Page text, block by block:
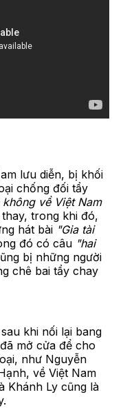
lưu diễn, bị khối
chống đối tẩy
không về Việt Nam
trong khi đó,
hát bài "Gia tài
đó có câu "hai
bị những người
chê bai tẩy chay
khi nối lại bang
mở cửa để cho
như Nguyễn
về Việt Nam
Khánh Ly cũng là